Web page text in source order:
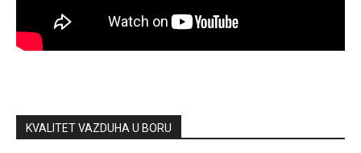
KVALITET VAZDUHA U BORU